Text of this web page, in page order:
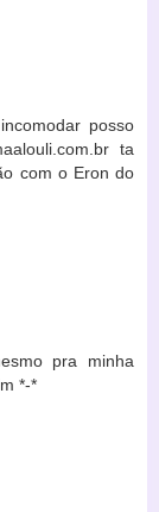
posso
ta
com o Eron do
pra minha
*-*